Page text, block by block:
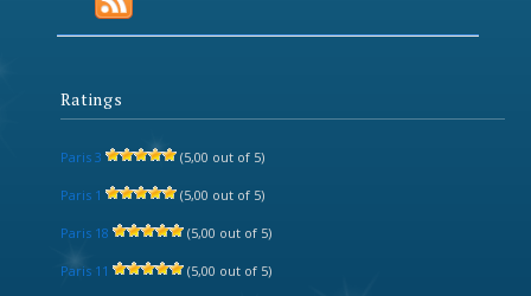
Ratings
Paris 3 (5,00 out of 5)
Paris 1 (5,00 out of 5)
Paris 18 (5,00 out of 5)
Paris 11 (5,00 out of 5)